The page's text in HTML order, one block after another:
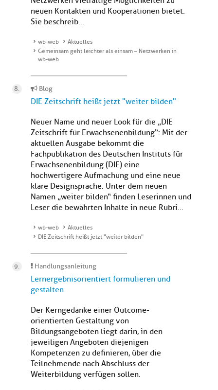
neuen Kontakten und Kooperationen bietet.
Sie beschreib...
wb-web
Aktuelles
Gemeinsam geht leichter als einsam – Netzwerken in
wb-web
Blog
DIE Zeitschrift heißt jetzt "weiter bilden"
Neuer Name und neuer Look für die „DIE
Zeitschrift für Erwachsenenbildung“: Mit der
aktuellen Ausgabe bekommt die
Fachpublikation des Deutschen Instituts für
Erwachsenenbildung (DIE) eine
hochwertigere Aufmachung und eine neue
klare Designsprache. Unter dem neuen
Namen „weiter bilden“ finden Leserinnen und
Leser die bewährten Inhalte in neue Rubri...
wb-web
Aktuelles
DIE Zeitschrift heißt jetzt "weiter bilden"
Handlungsanleitung
Lernergebnisorientiert formulieren und
gestalten
Der Kerngedanke einer Outcome-
orientierten Gestaltung von
Bildungsangeboten liegt darin, in den
jeweiligen Angeboten diejenigen
Kompetenzen zu definieren, über die
Teilnehmende nach Abschluss der
Weiterbildung verfügen sollen.